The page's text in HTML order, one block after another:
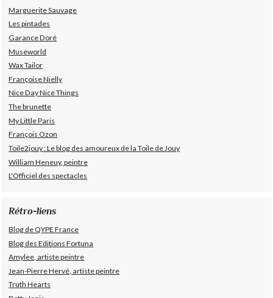
Marguerite Sauvage
Les pintades
Garance Doré
Museworld
Wax Tailor
Françoise Nielly
Nice Day Nice Things
The brunette
My Little Paris
François Ozon
Toile2jouy : Le blog des amoureux de la Toile de Jouy
William Heneuy, peintre
L'Officiel des spectacles
Rétro-liens
Blog de QYPE France
Blog des Editions Fortuna
Amylee, artiste peintre
Jean-Pierre Hervé, artiste peintre
Truth Hearts